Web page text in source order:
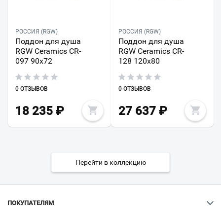
РОССИЯ (RGW)
Поддон для душа
RGW Ceramics CR-
097 90х72
0 ОТЗЫВОВ
18 235 ₽
РОССИЯ (RGW)
Поддон для душа
RGW Ceramics CR-
128 120х80
0 ОТЗЫВОВ
27 637₽
Перейти в коллекцию
ПОКУПАТЕЛЯМ